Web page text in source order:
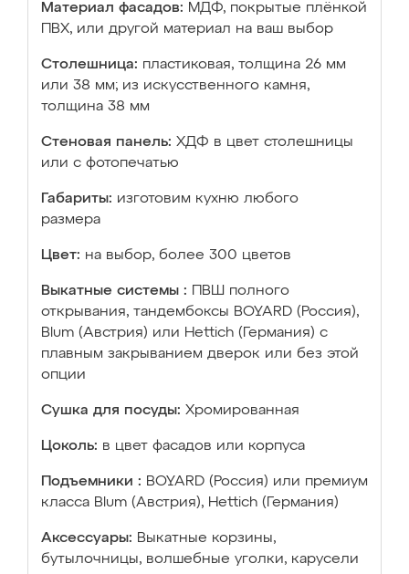
Материал фасадов: МДФ, покрытые плёнкой
ПВХ, или другой материал на ваш выбор
Столешница: пластиковая, толщина 26 мм
или 38 мм; из искусственного камня,
толщина 38 мм
Стеновая панель: ХДФ в цвет столешницы
или с фотопечатью
Габариты: изготовим кухню любого
размера
Цвет: на выбор, более 300 цветов
Выкатные системы :
ПВШ полного
открывания, тандембоксы BOYARD (Россия),
Blum (Австрия) или Hettich (Германия) с
плавным закрыванием дверок или без этой
опции
Сушка для посуды: Хромированная
Цоколь: в цвет фасадов или корпуса
Подъемники : BOYARD (Россия) или премиум
класса Blum (Австрия), Hettich (Германия)
Аксессуары: Выкатные корзины,
бутылочницы, волшебные уголки, карусели